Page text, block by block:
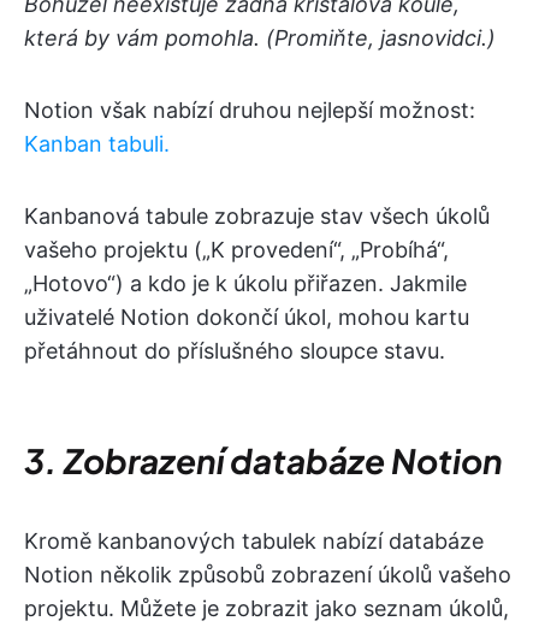
která by vám pomohla. (Promiňte, jasnovidci.)
Notion však nabízí druhou nejlepší možnost:
Kanban tabuli.
Kanbanová tabule zobrazuje stav všech úkolů
vašeho projektu („K provedení“, „Probíhá“,
„Hotovo“) a kdo je k úkolu přiřazen. Jakmile
uživatelé Notion dokončí úkol, mohou kartu
přetáhnout do příslušného sloupce stavu.
3. Zobrazení databáze Notion
Kromě kanbanových tabulek nabízí databáze
Notion několik způsobů zobrazení úkolů vašeho
projektu. Můžete je zobrazit jako seznam úkolů,